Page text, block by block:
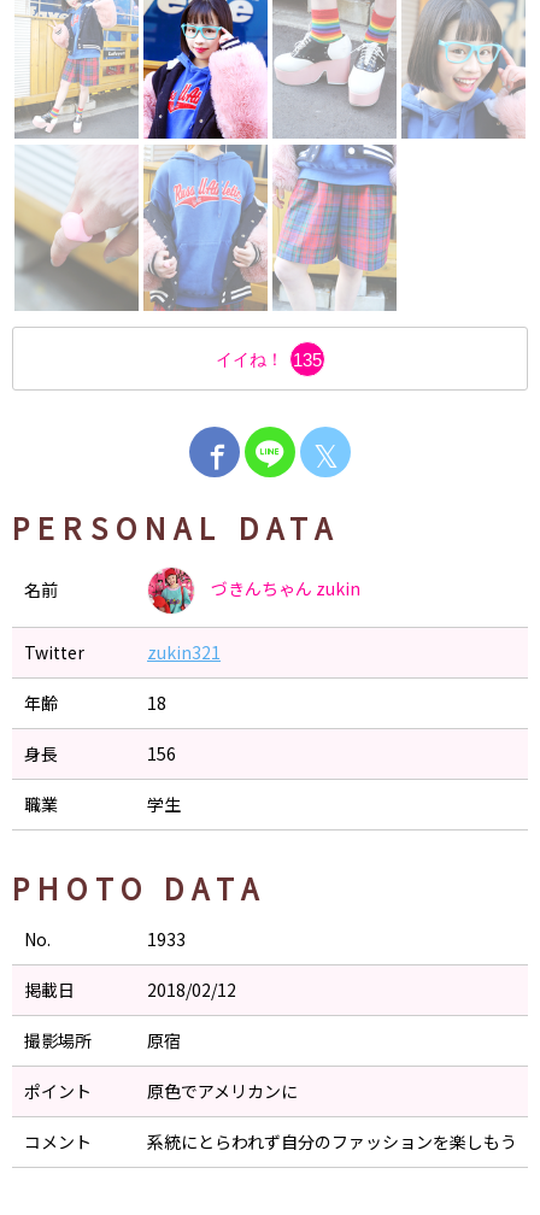
イイね！ 135
𝕏
PERSONAL DATA
名前 づきんちゃん zukin
Twitter zukin321
年齢 18
身長 156
職業 学生
PHOTO DATA
No. 1933
掲載日 2018/02/12
撮影場所 原宿
ポイント 原色でアメリカンに
コメント 系統にとらわれず自分のファッションを楽しもう